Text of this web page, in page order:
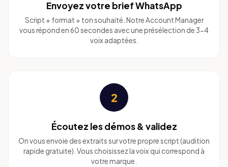
Envoyez votre brief WhatsApp
Script + format + ton souhaité. Notre Account Manager
vous répond en 60 secondes avec une présélection de 3-4
voix adaptées.
2
Écoutez les démos & validez
On vous envoie des extraits sur votre propre script (audition
rapide gratuite). Vous choisissez la voix qui correspond à
votre marque.